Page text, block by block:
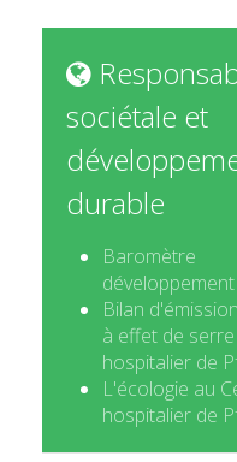
sociétale et
durable
Baromètre
Bilan
à effet de
hospitalier de
L'écologie au
hospitalier de